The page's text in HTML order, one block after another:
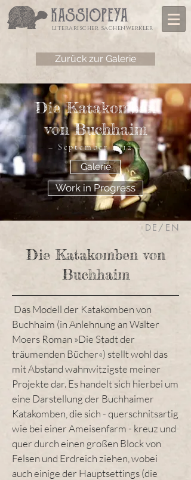
literarischer sachenwerkler
Zurück zur Galerie
Die Katakomben
von Buchhaim
– September 2012 –
Galerie
Work in Progress
DE/EN
Die Katakombenvon
Buchhaim
Das Modell der Katakomben von
Buchhaim (in Anlehnung an Walter
Moers Roman »Die Stadt der
träumenden Bücher«) stellt wohl das
mit Abstand wahnwitzigste meiner
Projekte dar. Es handelt sich hierbei um
eine Darstellung der Buchhaimer
Katakomben, die sich - querschnitsartig
wie bei einer Ameisenfarm - kreuz und
quer durch einen großen Block von
Felsen und Erdreich ziehen, wobei
auch einige der Hauptsettings (die